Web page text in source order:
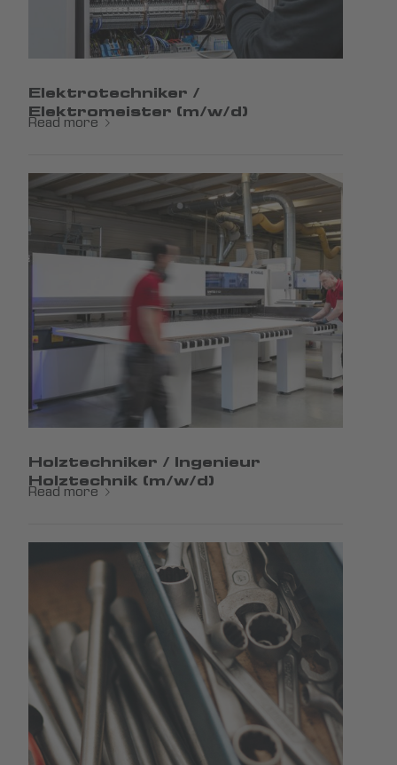
Elektrotechniker /
Elektromeister (m/w/d)
Read more
Holztechniker / Ingenieur
Holztechnik (m/w/d)
Read more